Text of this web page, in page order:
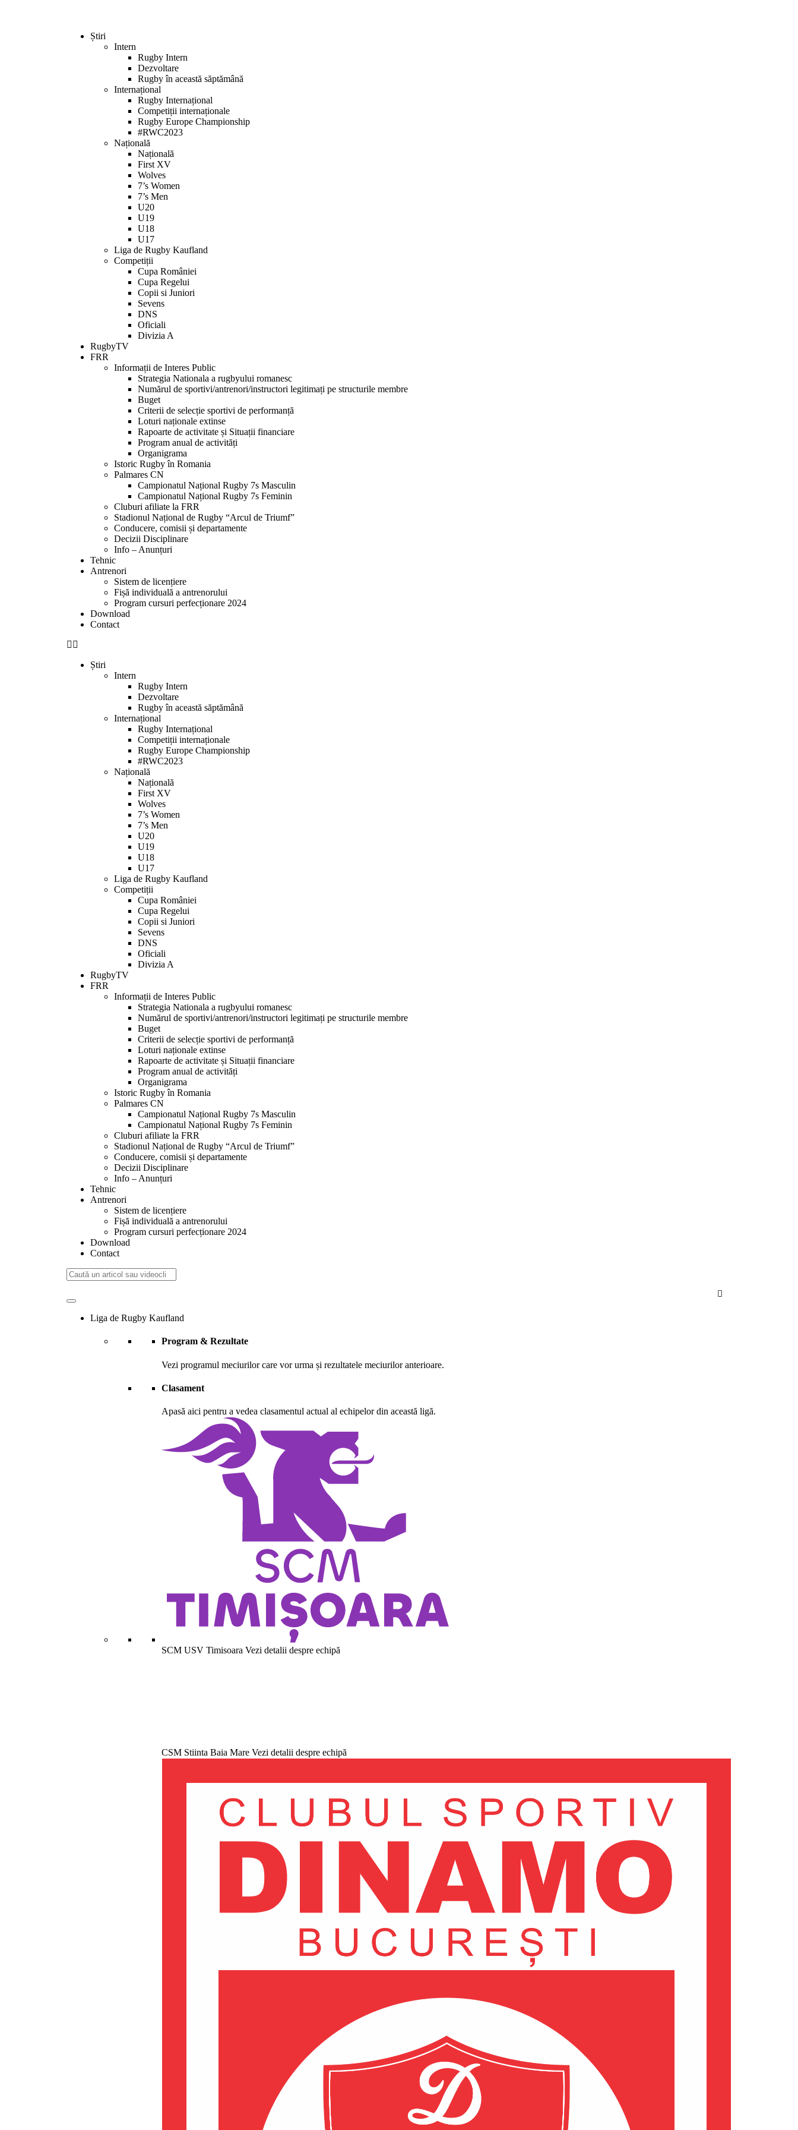
Știri
Intern
Rugby Intern
Dezvoltare
Rugby în această săptămână
Internațional
Rugby Internațional
Competiții internaționale
Rugby Europe Championship
#RWC2023
Națională
Națională
First XV
Wolves
7’s Women
7’s Men
U20
U19
U18
U17
Liga de Rugby Kaufland
Competiții
Cupa României
Cupa Regelui
Copii si Juniori
Sevens
DNS
Oficiali
Divizia A
RugbyTV
FRR
Informații de Interes Public
Strategia Nationala a rugbyului romanesc
Numărul de sportivi/antrenori/instructori legitimați pe structurile membre
Buget
Criterii de selecție sportivi de performanță
Loturi naționale extinse
Rapoarte de activitate și Situații financiare
Program anual de activități
Organigrama
Istoric Rugby în Romania
Palmares CN
Campionatul Național Rugby 7s Masculin
Campionatul Național Rugby 7s Feminin
Cluburi afiliate la FRR
Stadionul Național de Rugby “Arcul de Triumf”
Conducere, comisii și departamente
Decizii Disciplinare
Info – Anunțuri
Tehnic
Antrenori
Sistem de licențiere
Fișă individuală a antrenorului
Program cursuri perfecționare 2024
Download
Contact
Știri
Intern
Rugby Intern
Dezvoltare
Rugby în această săptămână
Internațional
Rugby Internațional
Competiții internaționale
Rugby Europe Championship
#RWC2023
Națională
Națională
First XV
Wolves
7’s Women
7’s Men
U20
U19
U18
U17
Liga de Rugby Kaufland
Competiții
Cupa României
Cupa Regelui
Copii si Juniori
Sevens
DNS
Oficiali
Divizia A
RugbyTV
FRR
Informații de Interes Public
Strategia Nationala a rugbyului romanesc
Numărul de sportivi/antrenori/instructori legitimați pe structurile membre
Buget
Criterii de selecție sportivi de performanță
Loturi naționale extinse
Rapoarte de activitate și Situații financiare
Program anual de activități
Organigrama
Istoric Rugby în Romania
Palmares CN
Campionatul Național Rugby 7s Masculin
Campionatul Național Rugby 7s Feminin
Cluburi afiliate la FRR
Stadionul Național de Rugby “Arcul de Triumf”
Conducere, comisii și departamente
Decizii Disciplinare
Info – Anunțuri
Tehnic
Antrenori
Sistem de licențiere
Fișă individuală a antrenorului
Program cursuri perfecționare 2024
Download
Contact
Liga de Rugby Kaufland
Program & Rezultate
Vezi programul meciurilor care vor urma și rezultatele meciurilor anterioare.
Clasament
Apasă aici pentru a vedea clasamentul actual al echipelor din această ligă.
SCM USV Timisoara Vezi detalii despre echipă
CSM Stiinta Baia Mare Vezi detalii despre echipă